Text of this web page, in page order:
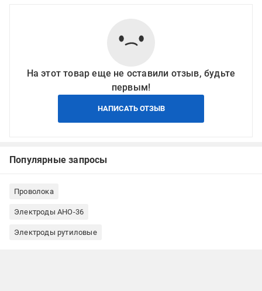
На этот товар еще не оставили отзыв, будьте
первым!
НАПИСАТЬ ОТЗЫВ
Популярные запросы
Проволока
Электроды АНО-36
Электроды рутиловые